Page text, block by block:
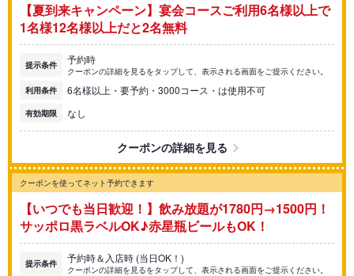
【夏到来キャンペーン】宴会コースご利用6名様以上で
1名様12名様以上だと2名無料
提示条件 予約時
クーポンの詳細を見るをタップして、表示される画面をご提示ください。
利用条件
6名様以上・要予約・3000コース・は使用不可
有効期限 なし
クーポンの詳細を見る
クーポンを使ってネット予約できます
【いつでも当日歓迎！】飲み放題が1780円→1500円！
サッポロ黒ラベルOK♪赤星瓶ビールもOK！
提示条件 予約時＆入店時 (当日OK！)
クーポンの詳細を見るをタップして、表示される画面をご提示ください。